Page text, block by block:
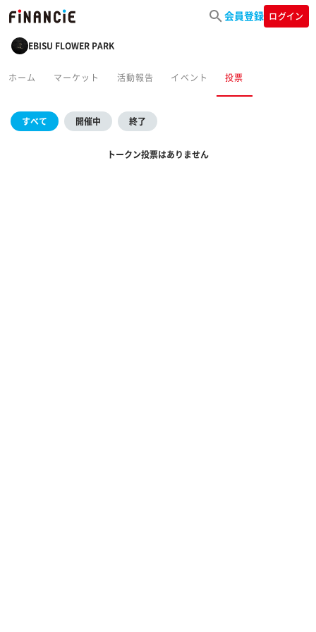
会員登録 ログイン
EBISU FLOWER PARK
ホーム マーケット 活動報告 イベント 投票
すべて 開催中 終了
トークン投票はありません